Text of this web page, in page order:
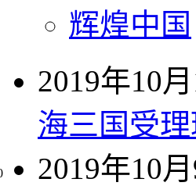
辉煌中国
2019年10月
海三国受
2019年10月